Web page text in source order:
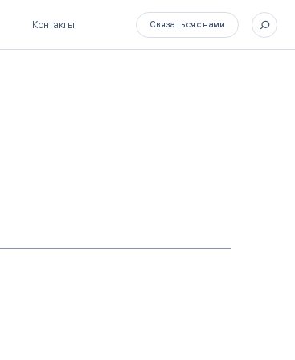
Контакты Связаться с нами